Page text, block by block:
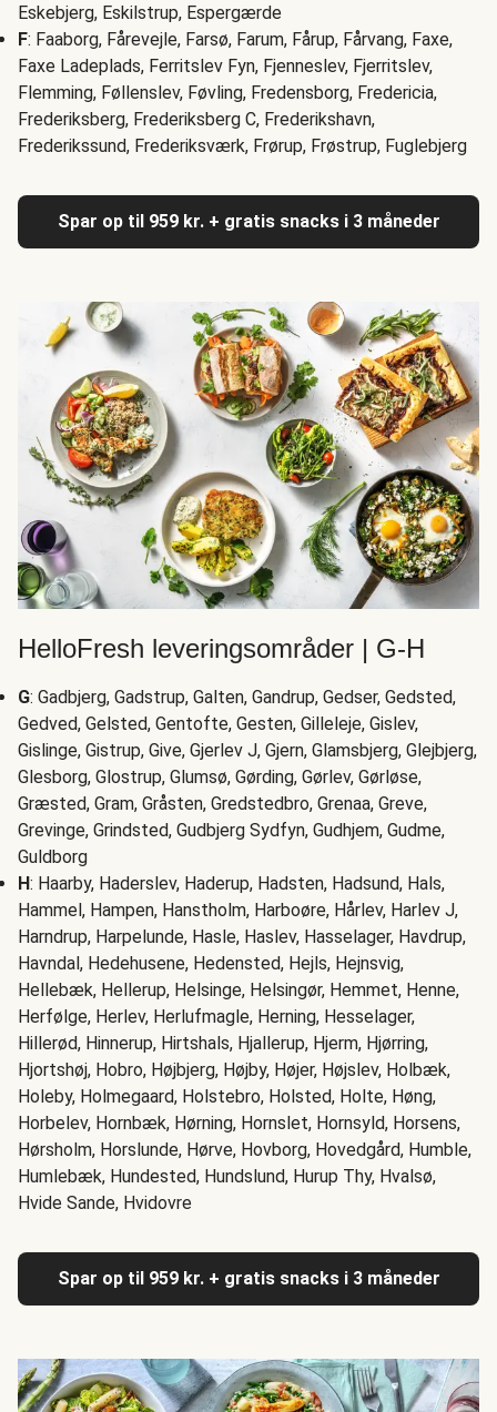
Eskebjerg, Eskilstrup, Espergærde
F: Faaborg, Fårevejle, Farsø, Farum, Fårup, Fårvang, Faxe,
Faxe Ladeplads, Ferritslev Fyn, Fjenneslev, Fjerritslev,
Flemming, Føllenslev, Føvling, Fredensborg, Fredericia,
Frederiksberg, Frederiksberg C, Frederikshavn,
Frederikssund, Frederiksværk, Frørup, Frøstrup, Fuglebjerg
Spar op til 959 kr. + gratis snacks i 3 måneder
HelloFresh leveringsområder | G-H
G: Gadbjerg, Gadstrup, Galten, Gandrup, Gedser, Gedsted,
Gedved, Gelsted, Gentofte, Gesten, Gilleleje, Gislev,
Gislinge, Gistrup, Give, Gjerlev J, Gjern, Glamsbjerg, Glejbjerg,
Glesborg, Glostrup, Glumsø, Gørding, Gørlev, Gørløse,
Græsted, Gram, Gråsten, Gredstedbro, Grenaa, Greve,
Grevinge, Grindsted, Gudbjerg Sydfyn, Gudhjem, Gudme,
Guldborg
H: Haarby, Haderslev, Haderup, Hadsten, Hadsund, Hals,
Hammel, Hampen, Hanstholm, Harboøre, Hårlev, Harlev J,
Harndrup, Harpelunde, Hasle, Haslev, Hasselager, Havdrup,
Havndal, Hedehusene, Hedensted, Hejls, Hejnsvig,
Hellebæk, Hellerup, Helsinge, Helsingør, Hemmet, Henne,
Herfølge, Herlev, Herlufmagle, Herning, Hesselager,
Hillerød, Hinnerup, Hirtshals, Hjallerup, Hjerm, Hjørring,
Hjortshøj, Hobro, Højbjerg, Højby, Højer, Højslev, Holbæk,
Holeby, Holmegaard, Holstebro, Holsted, Holte, Høng,
Horbelev, Hornbæk, Hørning, Hornslet, Hornsyld, Horsens,
Hørsholm, Horslunde, Hørve, Hovborg, Hovedgård, Humble,
Humlebæk, Hundested, Hundslund, Hurup Thy, Hvalsø,
Hvide Sande, Hvidovre
Spar op til 959 kr. + gratis snacks i 3 måneder